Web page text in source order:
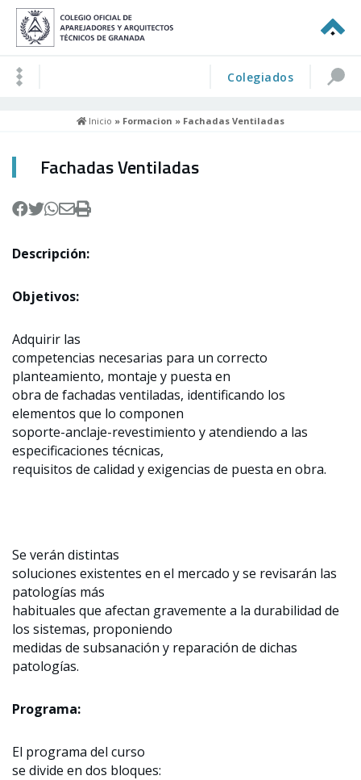
Colegiados
Inicio » Formacion » Fachadas Ventiladas
Fachadas Ventiladas
Descripción:
Objetivos:
Adquirir las
competencias necesarias para un correcto
planteamiento, montaje y puesta en
obra de fachadas ventiladas, identificando los
elementos que lo componen
soporte-anclaje-revestimiento y atendiendo a las
especificaciones técnicas,
requisitos de calidad y exigencias de puesta en obra.
Se verán distintas
soluciones existentes en el mercado y se revisarán las
patologías más
habituales que afectan gravemente a la durabilidad de
los sistemas, proponiendo
medidas de subsanación y reparación de dichas
patologías.
Programa:
El programa del curso
se divide en dos bloques: